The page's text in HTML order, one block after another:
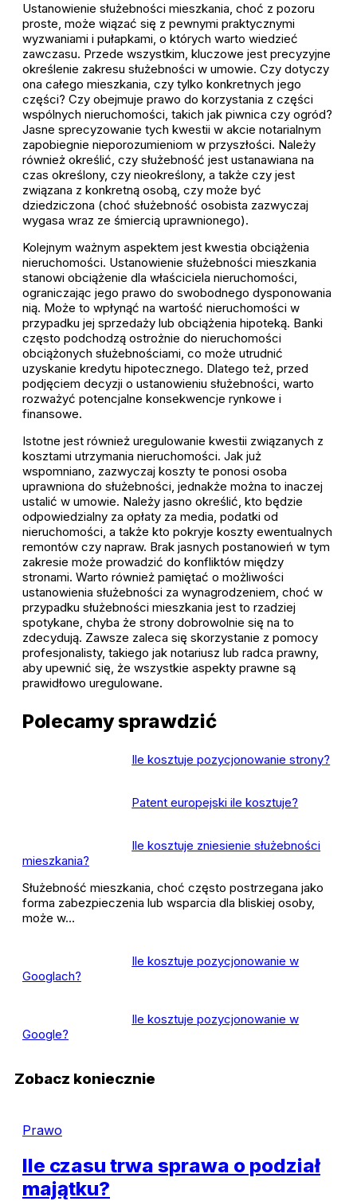
Ustanowienie służebności mieszkania, choć z pozoru
proste, może wiązać się z pewnymi praktycznymi
wyzwaniami i pułapkami, o których warto wiedzieć
zawczasu. Przede wszystkim, kluczowe jest precyzyjne
określenie zakresu służebności w umowie. Czy dotyczy
ona całego mieszkania, czy tylko konkretnych jego
części? Czy obejmuje prawo do korzystania z części
wspólnych nieruchomości, takich jak piwnica czy ogród?
Jasne sprecyzowanie tych kwestii w akcie notarialnym
zapobiegnie nieporozumieniom w przyszłości. Należy
również określić, czy służebność jest ustanawiana na
czas określony, czy nieokreślony, a także czy jest
związana z konkretną osobą, czy może być
dziedziczona (choć służebność osobista zazwyczaj
wygasa wraz ze śmiercią uprawnionego).
Kolejnym ważnym aspektem jest kwestia obciążenia
nieruchomości. Ustanowienie służebności mieszkania
stanowi obciążenie dla właściciela nieruchomości,
ograniczając jego prawo do swobodnego dysponowania
nią. Może to wpłynąć na wartość nieruchomości w
przypadku jej sprzedaży lub obciążenia hipoteką. Banki
często podchodzą ostrożnie do nieruchomości
obciążonych służebnościami, co może utrudnić
uzyskanie kredytu hipotecznego. Dlatego też, przed
podjęciem decyzji o ustanowieniu służebności, warto
rozważyć potencjalne konsekwencje rynkowe i
finansowe.
Istotne jest również uregulowanie kwestii związanych z
kosztami utrzymania nieruchomości. Jak już
wspomniano, zazwyczaj koszty te ponosi osoba
uprawniona do służebności, jednakże można to inaczej
ustalić w umowie. Należy jasno określić, kto będzie
odpowiedzialny za opłaty za media, podatki od
nieruchomości, a także kto pokryje koszty ewentualnych
remontów czy napraw. Brak jasnych postanowień w tym
zakresie może prowadzić do konfliktów między
stronami. Warto również pamiętać o możliwości
ustanowienia służebności za wynagrodzeniem, choć w
przypadku służebności mieszkania jest to rzadziej
spotykane, chyba że strony dobrowolnie się na to
zdecydują. Zawsze zaleca się skorzystanie z pomocy
profesjonalisty, takiego jak notariusz lub radca prawny,
aby upewnić się, że wszystkie aspekty prawne są
prawidłowo uregulowane.
Polecamy sprawdzić
Ile kosztuje pozycjonowanie strony?
Patent europejski ile kosztuje?
Ile kosztuje zniesienie służebności
mieszkania?
Służebność mieszkania, choć często postrzegana jako
forma zabezpieczenia lub wsparcia dla bliskiej osoby,
może w…
Ile kosztuje pozycjonowanie w
Googlach?
Ile kosztuje pozycjonowanie w
Google?
Zobacz koniecznie
Prawo
Ile czasu trwa sprawa o podział
majątku?